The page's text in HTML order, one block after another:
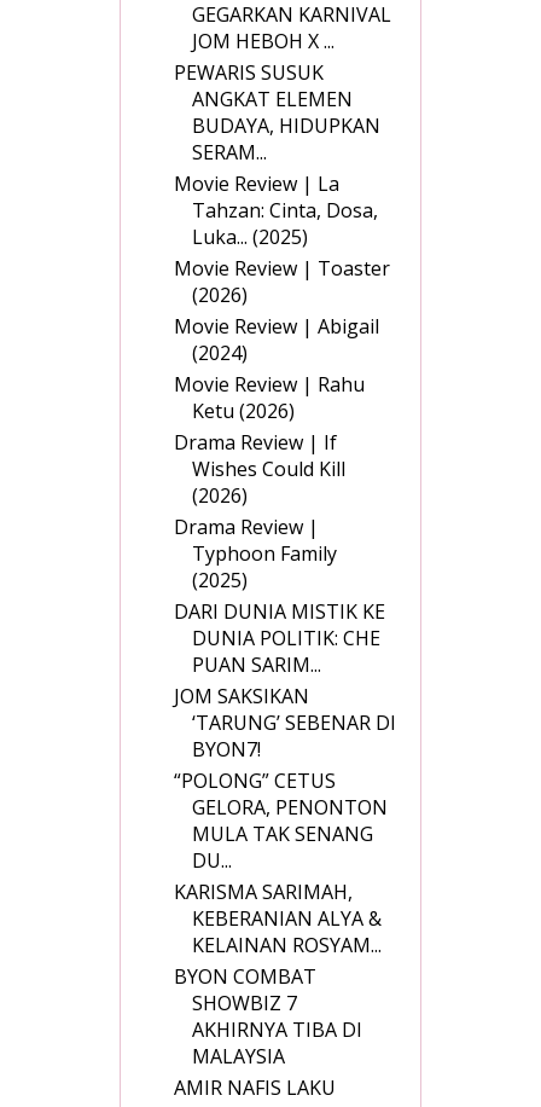
GEGARKAN KARNIVAL
JOM HEBOH X ...
PEWARIS SUSUK
ANGKAT ELEMEN
BUDAYA, HIDUPKAN
SERAM...
Movie Review | La
Tahzan: Cinta, Dosa,
Luka... (2025)
Movie Review | Toaster
(2026)
Movie Review | Abigail
(2024)
Movie Review | Rahu
Ketu (2026)
Drama Review | If
Wishes Could Kill
(2026)
Drama Review |
Typhoon Family
(2025)
DARI DUNIA MISTIK KE
DUNIA POLITIK: CHE
PUAN SARIM...
JOM SAKSIKAN
‘TARUNG’ SEBENAR DI
BYON7!
“POLONG” CETUS
GELORA, PENONTON
MULA TAK SENANG
DU...
KARISMA SARIMAH,
KEBERANIAN ALYA &
KELAINAN ROSYAM...
BYON COMBAT
SHOWBIZ 7
AKHIRNYA TIBA DI
MALAYSIA
AMIR NAFIS LAKU